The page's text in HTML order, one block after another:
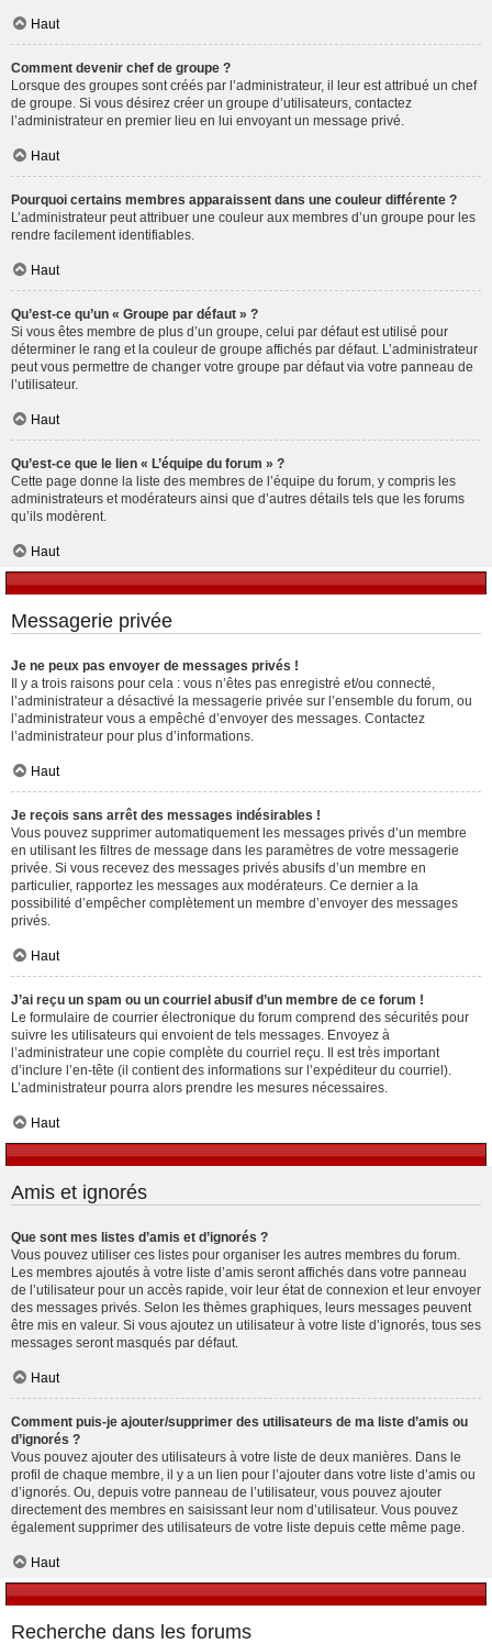
Haut
Comment devenir chef de groupe ?
Lorsque des groupes sont créés par l’administrateur, il leur est attribué un chef
de groupe. Si vous désirez créer un groupe d’utilisateurs, contactez
l’administrateur en premier lieu en lui envoyant un message privé.
Haut
Pourquoi certains membres apparaissent dans une couleur différente ?
L’administrateur peut attribuer une couleur aux membres d’un groupe pour les
rendre facilement identifiables.
Haut
Qu’est-ce qu’un « Groupe par défaut » ?
Si vous êtes membre de plus d’un groupe, celui par défaut est utilisé pour
déterminer le rang et la couleur de groupe affichés par défaut. L’administrateur
peut vous permettre de changer votre groupe par défaut via votre panneau de
l’utilisateur.
Haut
Qu’est-ce que le lien « L’équipe du forum » ?
Cette page donne la liste des membres de l’équipe du forum, y compris les
administrateurs et modérateurs ainsi que d’autres détails tels que les forums
qu’ils modèrent.
Haut
Messagerie privée
Je ne peux pas envoyer de messages privés !
Il y a trois raisons pour cela : vous n’êtes pas enregistré et/ou connecté,
l’administrateur a désactivé la messagerie privée sur l’ensemble du forum, ou
l’administrateur vous a empêché d’envoyer des messages. Contactez
l’administrateur pour plus d’informations.
Haut
Je reçois sans arrêt des messages indésirables !
Vous pouvez supprimer automatiquement les messages privés d’un membre
en utilisant les filtres de message dans les paramètres de votre messagerie
privée. Si vous recevez des messages privés abusifs d’un membre en
particulier, rapportez les messages aux modérateurs. Ce dernier a la
possibilité d’empêcher complètement un membre d’envoyer des messages
privés.
Haut
J’ai reçu un spam ou un courriel abusif d’un membre de ce forum !
Le formulaire de courrier électronique du forum comprend des sécurités pour
suivre les utilisateurs qui envoient de tels messages. Envoyez à
l’administrateur une copie complète du courriel reçu. Il est très important
d’inclure l’en-tête (il contient des informations sur l’expéditeur du courriel).
L’administrateur pourra alors prendre les mesures nécessaires.
Haut
Amis et ignorés
Que sont mes listes d’amis et d’ignorés ?
Vous pouvez utiliser ces listes pour organiser les autres membres du forum.
Les membres ajoutés à votre liste d’amis seront affichés dans votre panneau
de l’utilisateur pour un accès rapide, voir leur état de connexion et leur envoyer
des messages privés. Selon les thèmes graphiques, leurs messages peuvent
être mis en valeur. Si vous ajoutez un utilisateur à votre liste d’ignorés, tous ses
messages seront masqués par défaut.
Haut
Comment puis-je ajouter/supprimer des utilisateurs de ma liste d’amis ou
d’ignorés ?
Vous pouvez ajouter des utilisateurs à votre liste de deux manières. Dans le
profil de chaque membre, il y a un lien pour l’ajouter dans votre liste d’amis ou
d’ignorés. Ou, depuis votre panneau de l’utilisateur, vous pouvez ajouter
directement des membres en saisissant leur nom d’utilisateur. Vous pouvez
également supprimer des utilisateurs de votre liste depuis cette même page.
Haut
Recherche dans les forums